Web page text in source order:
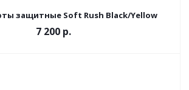
защитные Soft Rush Black/Yellow
7 200 р.